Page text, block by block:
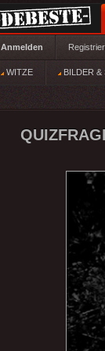
Anmelden
WITZE BILDER &